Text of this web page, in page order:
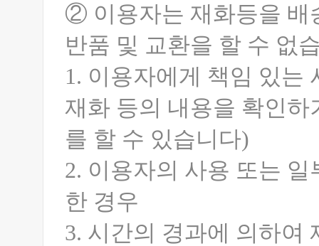
② 이용자는 재화등을 배
반품 및 교환을 할 수 없
1. 이용자에게 책임 있는
재화 등의 내용을 확인
를 할 수 있습니다)
2. 이용자의 사용 또는
한 경우
3. 시간의 경과에 의하여